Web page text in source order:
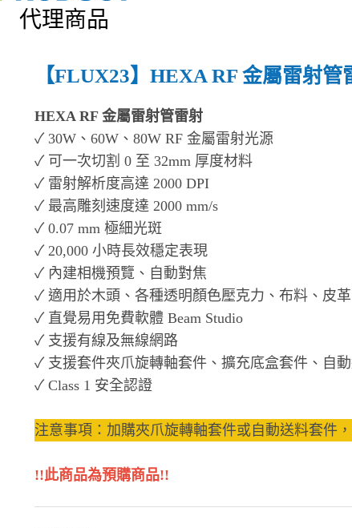
代理商品
【FLUX23】HEXA RF 金屬雷射管
HEXA RF 金屬雷射管雷射
✓ 30W、60W、80W RF 金屬雷射光源
✓ 可一次切割 0 至 32mm 厚度材料
✓ 雷射解析度高達 2000 DPI
✓ 最高雕刻速度達 2000 mm/s
✓ 0.07 mm 極細光斑
✓ 20,000 小時長效穩定表現
✓ 內建相機預覽、自動對焦
✓ 適用於木頭、各種透明顏色壓克力、布料、皮
✓ 直覺易用免費軟體 Beam Studio
✓ 支援有線及無線網路
✓ 支援套件夾爪旋轉軸套件、擴充底盒套件、自
✓ Class 1 安全認證
注意事項：加購夾爪旋轉軸套件或自動送料套件
!!此商品為預購商品!!